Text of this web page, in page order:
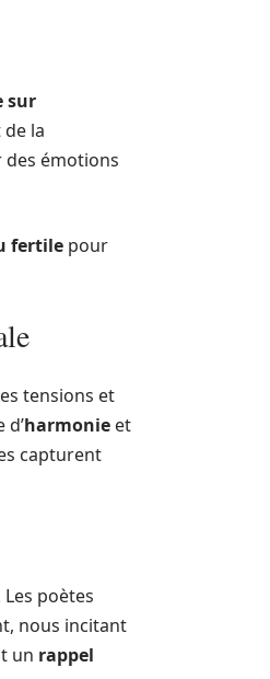
sur
de la
des émotions
fertile pour
tensions et
harmonie et
capturent
poètes
nous incitant
un rappel